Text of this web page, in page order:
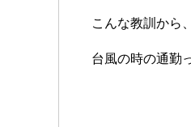
こんな教訓から
台風の時の通勤